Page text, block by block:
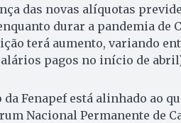
das novas alíquotas
durar a pandemia de
terá aumento, variando
pagos no início de
da Fenapef está alinhado ao
Nacional Permanente de